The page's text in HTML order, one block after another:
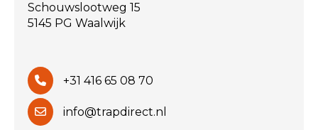
Schouwslootweg 15
5145 PG Waalwijk
+31 416 65 08 70
info@trapdirect.nl